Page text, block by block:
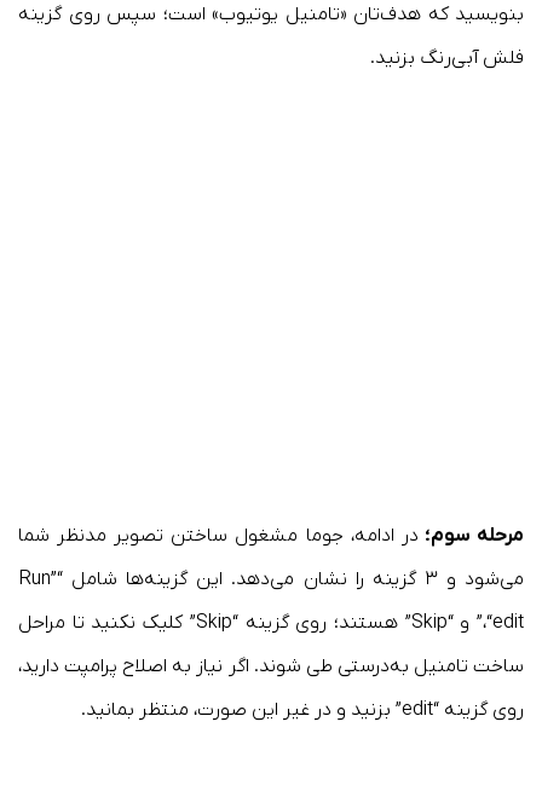
بنویسید که هدف‌تان «تامنیل یوتیوب» است؛ سپس روی گزینه
فلش آبی‌رنگ بزنید.
مرحله سوم؛ در ادامه، جوما مشغول ساختن تصویر مدنظر شما
می‌شود و ۳ گزینه را نشان می‌دهد. این گزینه‌ها شامل “Run”
،“edit” و “Skip” هستند؛ روی گزینه “Skip” کلیک نکنید تا مراحل
ساخت تامنیل به‌درستی طی شوند. اگر نیاز به اصلاح پرامپت دارید،
روی گزینه “edit” بزنید و در غیر این صورت، منتظر بمانید.